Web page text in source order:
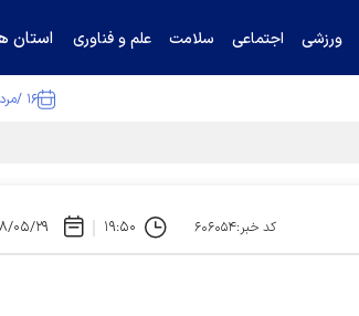
ورزشی اجتماعی سلامت علم و فناوری استان
۱۶ /مرداد /۱۴۰۵
کد خبر:۶۰۶۰۵۴ ۱۹:۵۰ ۱۳۹۸/